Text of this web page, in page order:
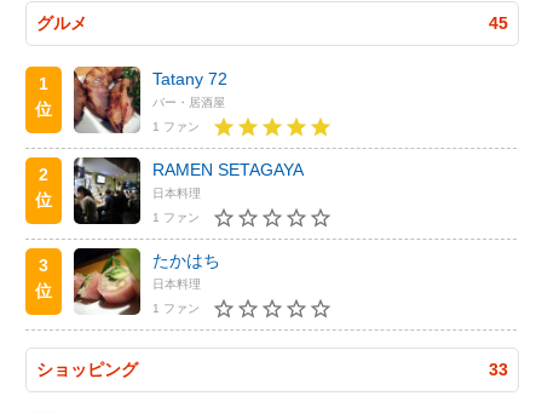
グルメ 45
1
位
Tatany 72
バー・居酒屋
1 ファン
2
位
RAMEN SETAGAYA
日本料理
1 ファン
3
位
たかはち
日本料理
1 ファン
ショッピング 33